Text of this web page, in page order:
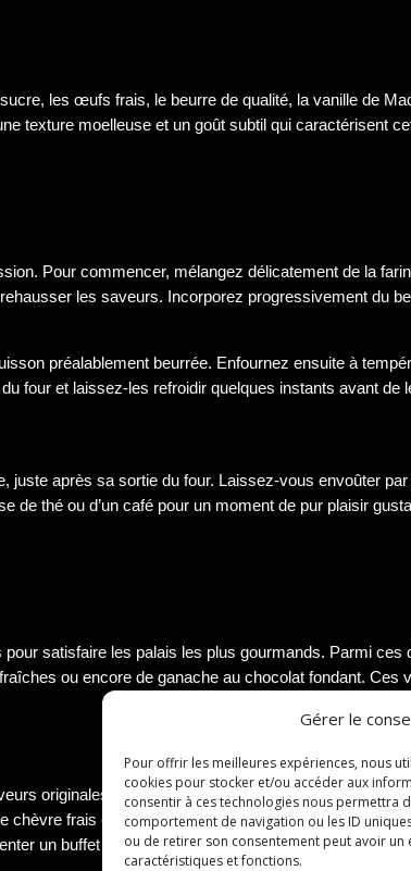
Gérer le
Pour offrir les meilleures expériences, nous
cookies pour stocker et/ou accéder aux
consentir à ces technologies nous permettra
comportement de navigation ou les ID
ou de retirer son consentement peut avoir un
caractéristiques et fonctions.
les œufs frais, le beurre de qualité, la vanille de
texture moelleuse et un goût subtil qui caractérisent
Pour commencer, mélangez délicatement de la
les saveurs. Incorporez progressivement du
préalablement beurrée. Enfournez ensuite à
four et laissez-les refroidir quelques instants avant de
juste après sa sortie du four. Laissez-vous envoûter
de thé ou d’un café pour un moment de pur plaisir
satisfaire les palais les plus gourmands. Parmi ces
ou encore de ganache au chocolat fondant. Ces
originales et surprenantes. Parmi les variantes
chèvre frais ou encore de saumon fumé. Ces
un buffet dînatoire.